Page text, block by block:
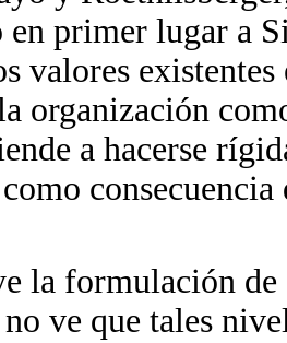
primer lugar a
valores
organización
a hacerse
consecuencia
la formulación de
ve que tales